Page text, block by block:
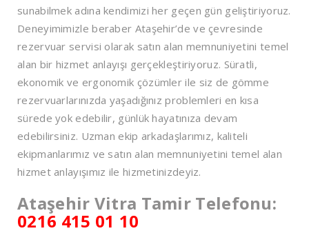
sunabilmek adına kendimizi her geçen gün geliştiriyoruz.
Deneyimimizle beraber Ataşehir’de ve çevresinde
rezervuar servisi olarak satın alan memnuniyetini temel
alan bir hizmet anlayışı gerçekleştiriyoruz. Süratli,
ekonomik ve ergonomik çözümler ile siz de gömme
rezervuarlarınızda yaşadığınız problemleri en kısa
sürede yok edebilir, günlük hayatınıza devam
edebilirsiniz. Uzman ekip arkadaşlarımız, kaliteli
ekipmanlarımız ve satın alan memnuniyetini temel alan
hizmet anlayışımız ile hizmetinizdeyiz.
Ataşehir Vitra Tamir Telefonu:
0216 415 01 10